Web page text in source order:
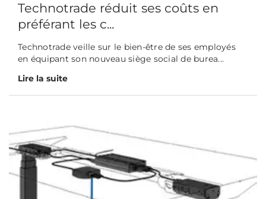
Technotrade réduit ses coûts en
préférant les c...
Technotrade veille sur le bien-être de ses employés
en équipant son nouveau siège social de burea...
Lire la suite